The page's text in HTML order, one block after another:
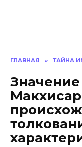
ГЛАВНАЯ » ТАЙНА